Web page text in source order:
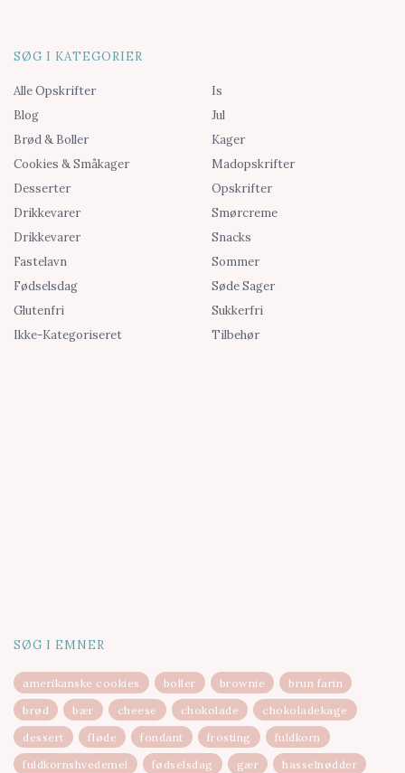
SØG I KATEGORIER
Alle Opskrifter
Blog
Brød & Boller
Cookies & Småkager
Desserter
Drikkevarer
Drikkevarer
Fastelavn
Fødselsdag
Glutenfri
Ikke-Kategoriseret
Is
Jul
Kager
Madopskrifter
Opskrifter
Smørcreme
Snacks
Sommer
Søde Sager
Sukkerfri
Tilbehør
SØG I EMNER
amerikanske cookies boller brownie
brun farin
brød
bær cheese chokolade
chokoladekage
dessert
fløde fondant frosting
fuldkorn
fuldkornshvedemel
fødselsdag gær
hasselnødder